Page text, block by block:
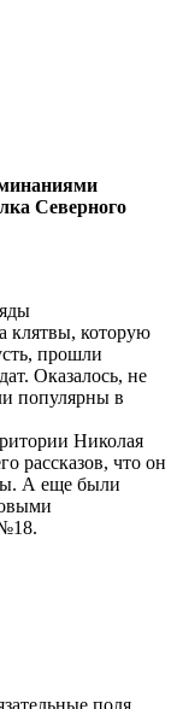
Северного
клятвы, которую
прошли
Оказалось, не
популярны в
Николая
рассказов, что он
А еще были
поля